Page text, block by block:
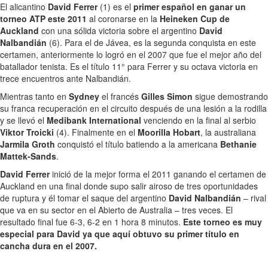
El alicantino David Ferrer (1) es el primer español en ganar un
torneo ATP este 2011 al coronarse en la Heineken Cup de
Auckland con una sólida victoria sobre el argentino David
Nalbandián (6). Para el de Jávea, es la segunda conquista en este
certamen, anteriormente lo logró en el 2007 que fue el mejor año del
batallador tenista. Es el título 11° para Ferrer y su octava victoria en
trece encuentros ante Nalbandián.
Mientras tanto en Sydney el francés Gilles Simon sigue demostrando
su franca recuperación en el circuito después de una lesión a la rodilla
y se llevó el Medibank International venciendo en la final al serbio
Viktor Troicki (4). Finalmente en el Moorilla Hobart, la australiana
Jarmila Groth conquistó el título batiendo a la americana Bethanie
Mattek-Sands.
David Ferrerinició de la mejor forma el 2011 ganando el certamen de
Auckland en una final donde supo salir airoso de tres oportunidades
de ruptura y él tomar el saque del argentino David Nalbandián – rival
que va en su sector en el Abierto de Australia – tres veces. El
resultado final fue 6-3, 6-2 en 1 hora 8 minutos. Este torneo es muy
especial para David ya que aquí obtuvo su primer título en
cancha dura en el 2007.